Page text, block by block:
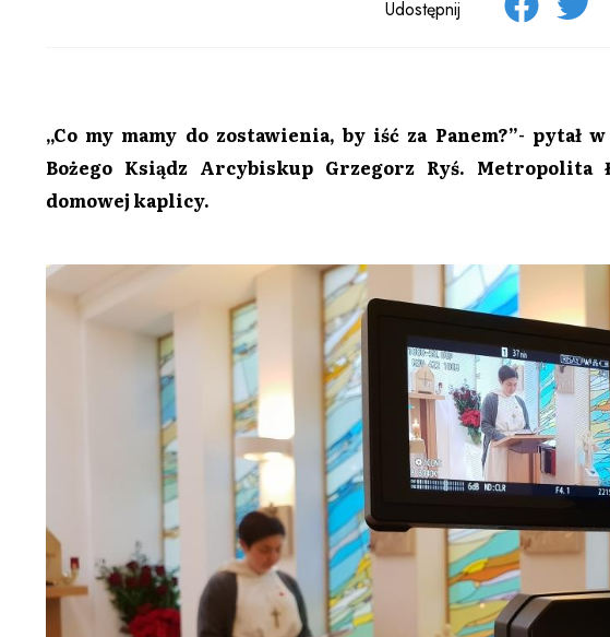
Udostępnij
„Co my mamy do zostawienia, by iść za Panem?”- pytał
Bożego Ksiądz Arcybiskup Grzegorz Ryś. Metropolita
domowej kaplicy.